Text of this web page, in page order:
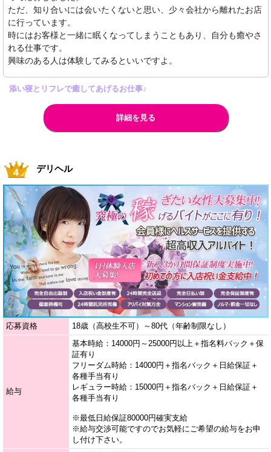
ただ、知り合いには会いたくないと思い、少々会社から離れたお店
に行っています。
時にはお客様と一緒に眠くなってしまうこともあり、自分も癒やさ
れる仕事です。
興味のある人は体験してみるといいですよ。
添い寝とリフレで癒してあげるお仕事♪
詳細を見る
デリヘル
応募資格 18歳（高校生不可）～80代（年齢制限なし）
給与
基本時給：14000円～25000円以上＋指名料バック＋保
証有り
フリーダム時給：14000円＋指名バック＋日給保証＋
各種手当有り
レギュラー時給：15000円＋指名バック＋日給保証＋
各種手当有り
※最低日給保証80000円確実支給
※給与交渉可能ですのでお気軽にご希望の給与をお申
し付け下さい。